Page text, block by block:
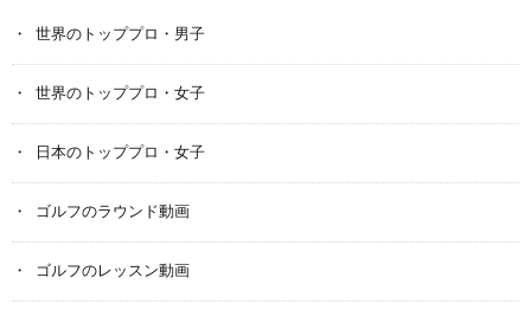
世界のトッププロ・男子
世界のトッププロ・女子
日本のトッププロ・女子
ゴルフのラウンド動画
ゴルフのレッスン動画